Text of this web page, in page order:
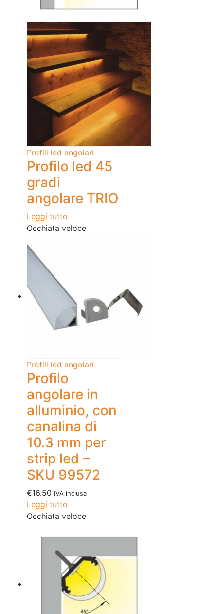
Profili led angolari
Profilo led 45
gradi
angolare TRIO
Leggi tutto
Occhiata veloce
Profili led angolari
Profilo
angolare in
alluminio, con
canalina di
10.3 mm per
strip led –
SKU 99572
€16.50 IVA inclusa
Leggi tutto
Occhiata veloce